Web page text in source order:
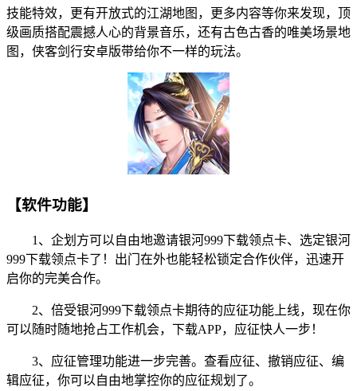
技能特效，更有开放式的江湖地图，更多内容等你来发现，顶
级画质搭配震撼人心的背景音乐，还有古色古香的唯美场景地
图，侠客剑行安卓版带给你不一样的玩法。
【软件功能】
1、企划方可以自由地邀请银河999下载领点卡、选定银河
999下载领点卡了！出门在外也能轻松锁定合作伙伴，迅速开
启你的完美合作。
2、倍受银河999下载领点卡期待的应征功能上线，现在你
可以随时随地抢占工作机会，下载APP，应征快人一步！
3、应征管理功能进一步完善。查看应征、撤销应征、编
辑应征，你可以自由地掌控你的应征规划了。